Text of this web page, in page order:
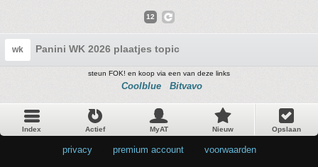
12
wk Panini WK 2026 plaatjes topic
steun FOK! en koop via een van deze links
Coolblue Bitvavo
Index Actief MyAT Nieuw Opslaan
privacy premium account voorwaarden